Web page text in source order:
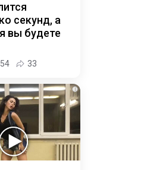
секунд, а
вы будете
54 33
i